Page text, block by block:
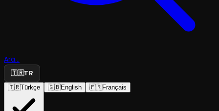
Ara...
🇹🇷TR
🇹🇷Türkçe 🇬🇧English 🇫🇷Français